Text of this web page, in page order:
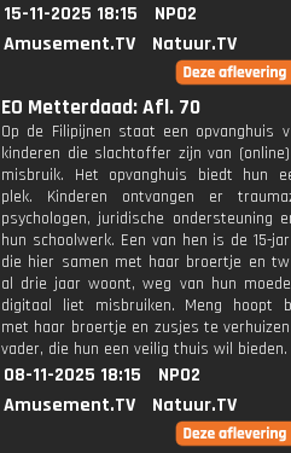
15-11-2025 18:15
NPO2
Amusement.TV
Natuur.TV
EO Metterdaad: Afl. 70
Op de Filipijnen staat een opvanghuis
kinderen die slachtoffer zijn van
misbruik. Het opvanghuis biedt hun
plek. Kinderen ontvangen er
psychologen, juridische ondersteuning
hun schoolwerk. Een van hen is de 15-
die hier samen met haar broertje en
al drie jaar woont, weg van hun
digitaal liet misbruiken. Meng hoopt
met haar broertje en zusjes te
vader, die hun een veilig thuis wil bieden.
08-11-2025 18:15
NPO2
Amusement.TV
Natuur.TV